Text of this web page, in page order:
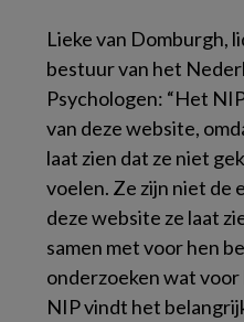
Lieke van Domburgh,
bestuur van het
Psychologen: “Het
van deze website,
laat zien dat ze niet
voelen. Ze zijn niet de
deze website ze laat
samen met voor hen
onderzoeken wat
NIP vindt het